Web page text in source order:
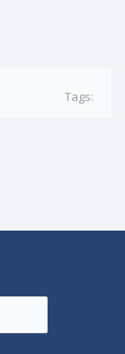
Tags: